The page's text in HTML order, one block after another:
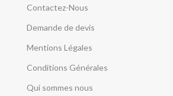
Contactez-Nous
Demande de devis
Mentions Légales
Conditions Générales
Qui sommes nous